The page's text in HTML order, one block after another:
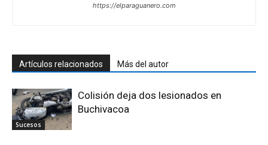
https://elparaguanero.com
Artículos relacionados Más del autor
Sucesos
Colisión deja dos lesionados en
Buchivacoa